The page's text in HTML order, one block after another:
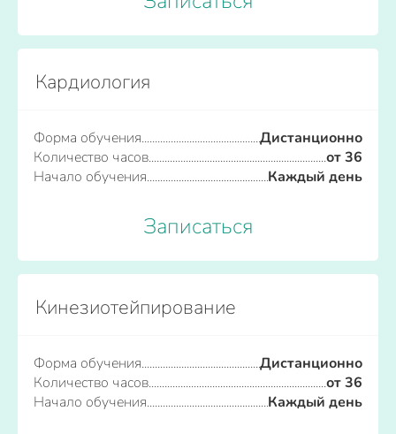
Кардиология
Форма обучения
Дистанционно
Количество часов
от 36
Начало обучения
Каждый день
Записаться
Кинезиотейпирование
Форма обучения
Дистанционно
Количество часов
от 36
Начало обучения
Каждый день